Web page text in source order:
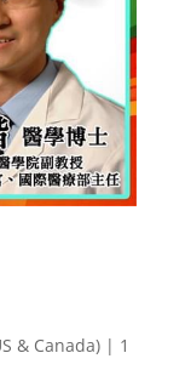
& Canada) | 1